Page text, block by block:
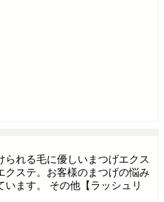
れる毛に優しいまつげエクス
ステ。お客様のまつげの悩み
ます。 その他【ラッシュリ